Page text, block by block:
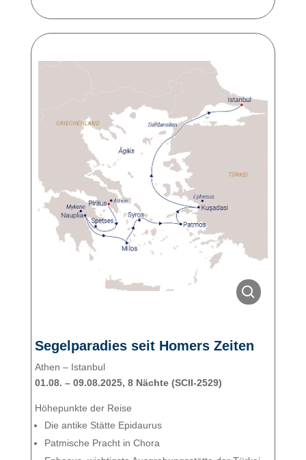
Segelparadies seit Homers Zeiten
Athen – Istanbul
01.08. – 09.08.2025, 8 Nächte (SCII-2529)
Höhepunkte der Reise
Die antike Stätte Epidaurus
Patmische Pracht in Chora